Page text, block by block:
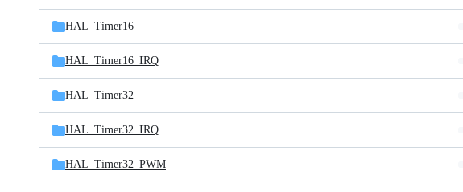
HAL_Timer16
HAL_Timer16_IRQ
HAL_Timer32
HAL_Timer32_IRQ
HAL_Timer32_PWM